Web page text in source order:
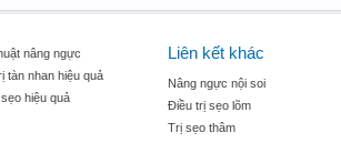
nâng ngực
tàn nhan hiệu quả
hiệu quả
Liên kết khác
Nâng ngực nội soi
Điều trị sẹo lõm
Trị sẹo thâm